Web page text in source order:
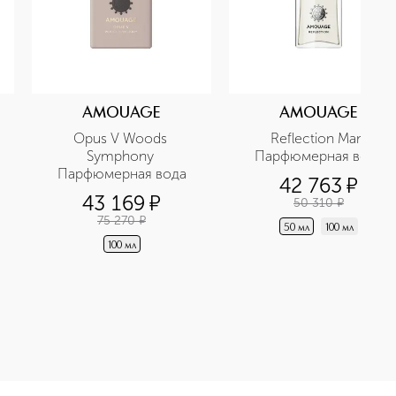
AMOUAGE
Opus V Woods
Symphony
Парфюмерная вода
43 169 ¤
75 270 ¤
100 мл
AMOUAGE
Reflection Man
Парфюмерная вода
42 763 ¤
50 310 ¤
50 мл 100 мл